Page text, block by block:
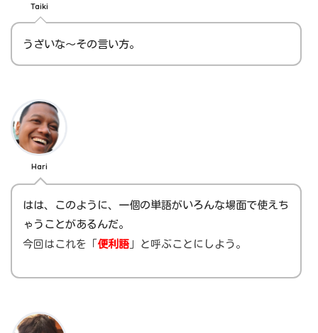
Taiki
うざいな～その言い方。
Hari
はは、このように、一個の単語がいろんな場面で使えち
ゃうことがあるんだ。
今回はこれを「便利語 」と呼ぶことにしよう。